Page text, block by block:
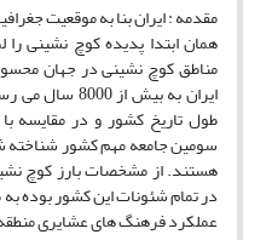
مقدمه : ایران بنا به موقعیت
همان ابتدا پدیده کوچ نشینی
مناطق کوچ نشینی در جهان
ایران به بیش
طول تاریخ کشور و در مقایسه
سومین جامعه مهم کشور شناخته
هستند. از مشخصات بارز کوچ
در تمام شئونات این کشور بوده
عملکرد فرهنگ های عشایری